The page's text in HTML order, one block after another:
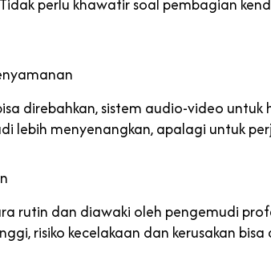
perlu khawatir soal pembagian
direbahkan, sistem audio-video
lebih menyenangkan, apalagi untuk
rutin dan diawaki oleh pengemudi
risiko kecelakaan dan kerusakan bisa